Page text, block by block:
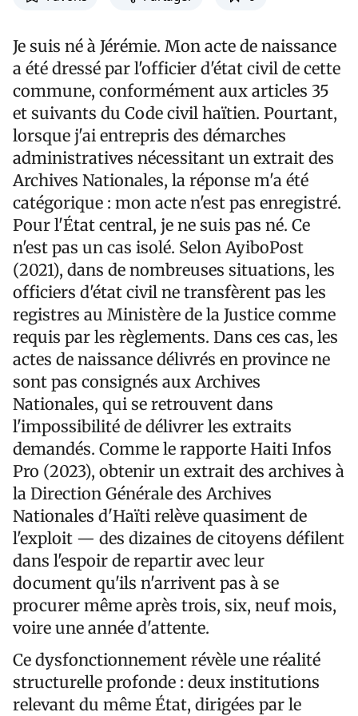
Je suis né à Jérémie. Mon acte de naissance
a été dressé par l'officier d'état civil de cette
commune, conformément aux articles 35
et suivants du Code civil haïtien. Pourtant,
lorsque j'ai entrepris des démarches
administratives nécessitant un extrait des
Archives Nationales, la réponse m'a été
catégorique : mon acte n'est pas enregistré.
Pour l'État central, je ne suis pas né. Ce
n'est pas un cas isolé. Selon AyiboPost
(2021), dans de nombreuses situations, les
officiers d'état civil ne transfèrent pas les
registres au Ministère de la Justice comme
requis par les règlements. Dans ces cas, les
actes de naissance délivrés en province ne
sont pas consignés aux Archives
Nationales, qui se retrouvent dans
l'impossibilité de délivrer les extraits
demandés. Comme le rapporte Haiti Infos
Pro (2023), obtenir un extrait des archives à
la Direction Générale des Archives
Nationales d'Haïti relève quasiment de
l'exploit — des dizaines de citoyens défilent
dans l'espoir de repartir avec leur
document qu'ils n'arrivent pas à se
procurer même après trois, six, neuf mois,
voire une année d'attente.
Ce dysfonctionnement révèle une réalité
structurelle profonde : deux institutions
relevant du même État, dirigées par le